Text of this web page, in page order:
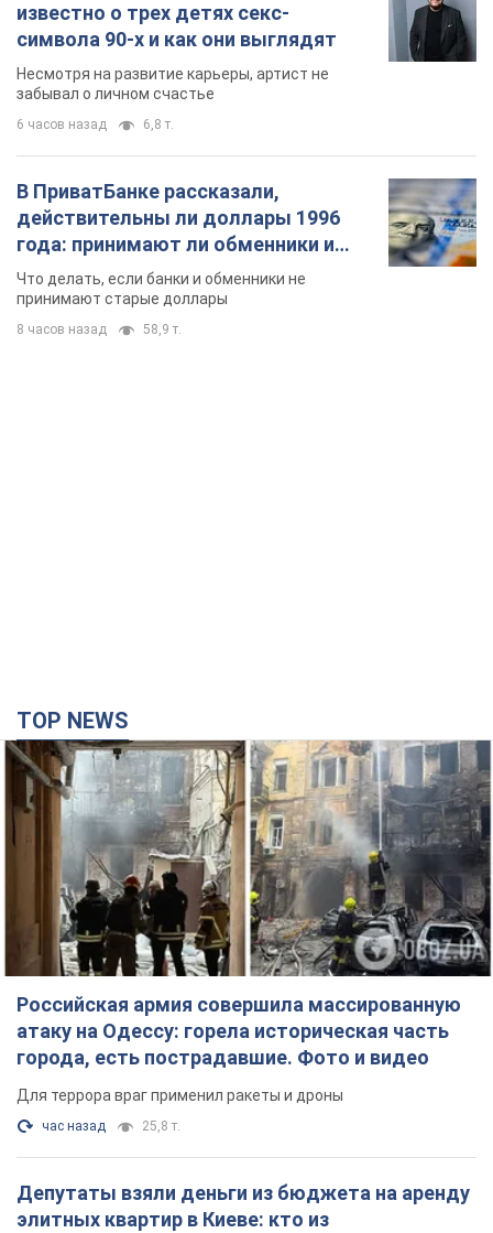
известно о трех детях секс-
символа 90-х и как они выглядят
Несмотря на развитие карьеры, артист не
забывал о личном счастье
6 часов назад 6,8 т.
В ПриватБанке рассказали,
действительны ли доллары 1996
года: принимают ли обменники и
банки такие купюры
Что делать, если банки и обменники не
принимают старые доллары
8 часов назад 58,9 т.
TOP NEWS
Российская армия совершила массированную
атаку на Одессу: горела историческая часть
города, есть пострадавшие. Фото и видео
Для террора враг применил ракеты и дроны
час назад 25,8 т.
Депутаты взяли деньги из бюджета на аренду
элитных квартир в Киеве: кто из